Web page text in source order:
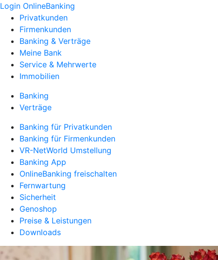
Login OnlineBanking
Privatkunden
Firmenkunden
Banking & Verträge
Meine Bank
Service & Mehrwerte
Immobilien
Banking
Verträge
Banking für Privatkunden
Banking für Firmenkunden
VR-NetWorld Umstellung
Banking App
OnlineBanking freischalten
Fernwartung
Sicherheit
Genoshop
Preise & Leistungen
Downloads